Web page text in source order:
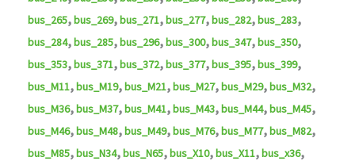
bus_265,bus_269,bus_271,bus_277,bus_282,bus_283,
bus_284,bus_285,bus_296,bus_300,bus_347,bus_350,
bus_353,bus_371,bus_372,bus_377,bus_395,bus_399,
bus_M11,bus_M19,bus_M21,bus_M27,bus_M29,bus_M32,
bus_M36,bus_M37,bus_M41,bus_M43,bus_M44,bus_M45,
bus_M46,bus_M48,bus_M49,bus_M76,bus_M77,bus_M82,
bus_M85,bus_N34,bus_N65,bus_X10,bus_X11,bus_x36,